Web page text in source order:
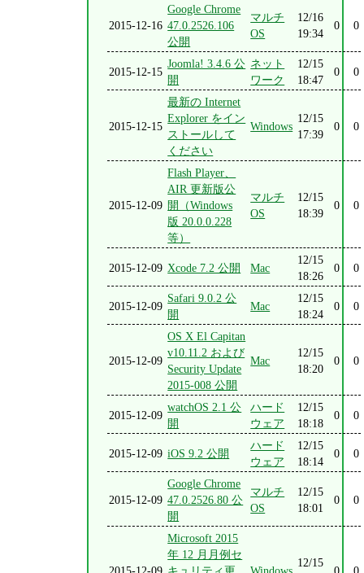
2015-12-16
Google Chrome
47.0.2526.106
公開
マルチ
OS
12/16
19:34
0 0
2015-12-15
Joomla! 3.4.6 公
開
ネット
ワーク
12/15
18:47
0 0
2015-12-15
最新の Internet
Explorer をイン
ストールして
ください
Windows
12/15
17:39
0 0
2015-12-09
Flash Player、
AIR 更新版公
開（Windows
版 20.0.0.228
等）
マルチ
OS
12/15
18:39
0 0
2015-12-09 Xcode 7.2 公開 Mac
12/15
18:26
0 0
2015-12-09
Safari 9.0.2 公
開
Mac
12/15
18:24
0 0
2015-12-09
OS X El Capitan
v10.11.2 および
Security Update
2015-008 公開
Mac
12/15
18:20
0 0
2015-12-09
watchOS 2.1 公
開
ハード
ウェア
12/15
18:18
0 0
2015-12-09 iOS 9.2 公開
ハード
ウェア
12/15
18:14
0 0
2015-12-09
Google Chrome
47.0.2526.80 公
開
マルチ
OS
12/15
18:01
0 0
Microsoft 2015
年 12 月月例セ
12/15